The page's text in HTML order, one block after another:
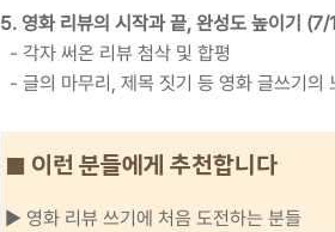
5. 영화 리뷰의 시작과 끝, 완성도 높이기 (7/
- 각자 써온 리뷰 첨삭 및 합평
- 글의 마무리, 제목 짓기 등 영화 글쓰기의
■ 이런 분들에게 추천합니다
▶ 영화 리뷰 쓰기에 처음 도전하는 분들